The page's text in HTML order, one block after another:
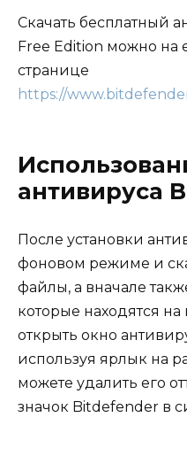
Скачать бесплатный
Free Edition можно на
странице
https://
антивируса
После установки
фоновом режиме и
файлы, а вначале
которые находятся
открыть окно
используя ярлык на
можете удалить его
значок Bitdefender в